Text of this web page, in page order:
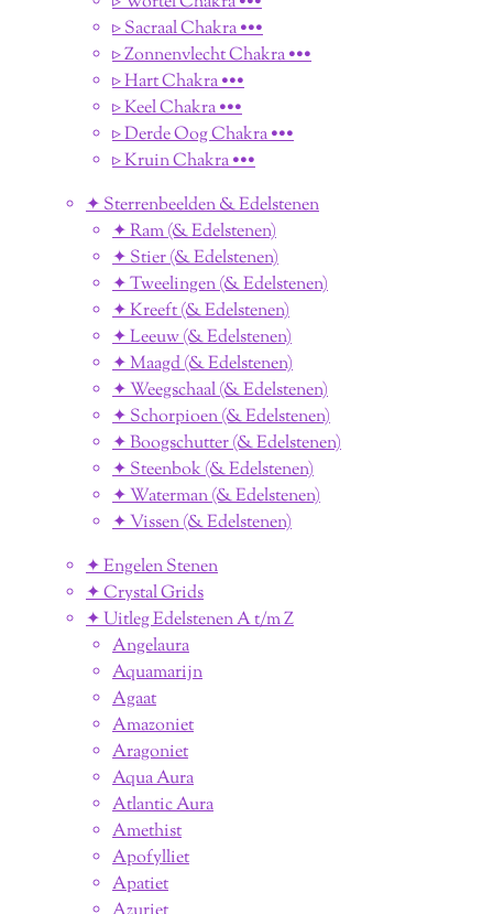
▹ Sacraal Chakra •••
▹ Zonnenvlecht Chakra •••
▹ Hart Chakra •••
▹ Keel Chakra •••
▹ Derde Oog Chakra •••
▹ Kruin Chakra •••
✦ Sterrenbeelden & Edelstenen
✦ Ram (& Edelstenen)
✦ Stier (& Edelstenen)
✦ Tweelingen (& Edelstenen)
✦ Kreeft (& Edelstenen)
✦ Leeuw (& Edelstenen)
✦ Maagd (& Edelstenen)
✦ Weegschaal (& Edelstenen)
✦ Schorpioen (& Edelstenen)
✦ Boogschutter (& Edelstenen)
✦ Steenbok (& Edelstenen)
✦ Waterman (& Edelstenen)
✦ Vissen (& Edelstenen)
✦ Engelen Stenen
✦ Crystal Grids
✦ Uitleg Edelstenen A t/m Z
Angelaura
Aquamarijn
Agaat
Amazoniet
Aragoniet
Aqua Aura
Atlantic Aura
Amethist
Apofylliet
Apatiet